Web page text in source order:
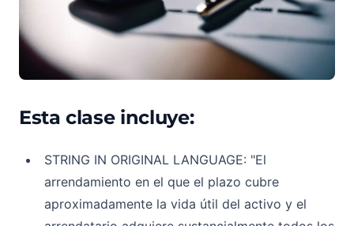
Esta clase incluye:
STRING IN ORIGINAL LANGUAGE: "El
arrendamiento en el que el plazo cubre
aproximadamente la vida útil del activo y el